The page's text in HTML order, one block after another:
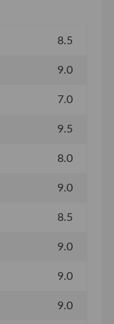
8.5
9.0
7.0
9.5
8.0
9.0
8.5
9.0
9.0
9.0